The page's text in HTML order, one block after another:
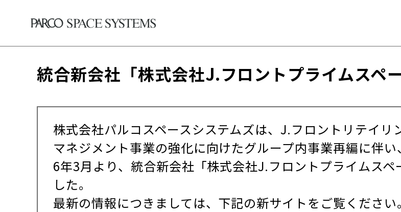
統合新会社「株式会社J.フロントプライムスペ
株式会社パルコスペースシステムズは、J.フロントリテイ
マネジメント事業の強化に向けたグループ内事業再編に伴
6年3月より、統合新会社「株式会社J.フロントプライムス
した。
最新の情報につきましては、下記の新サイトをご覧ください。